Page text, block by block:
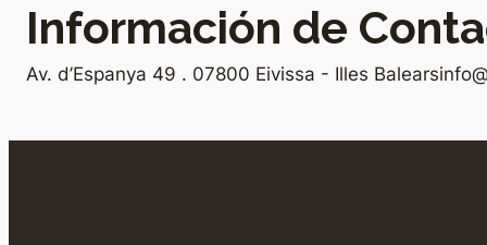
Información de
Av. d’Espanya 49 . 07800 Eivissa - Illes Balears